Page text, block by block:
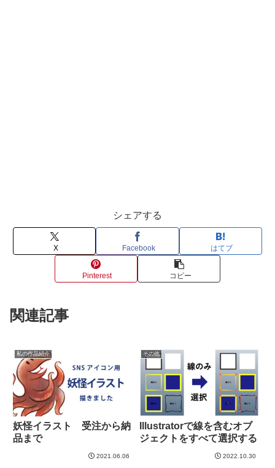
シェアする
X Facebook はてブ
Pinterest コピー
関連記事
私の作品紹介
妖怪イラスト 受注から納
品まで
2021.06.06
その他
Illustratorで線を含むオブ
ジェクトをすべて選択する
2022.10.30